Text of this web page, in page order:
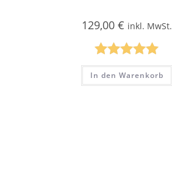
129,00€ inkl. MwSt.
Bewertet mit
5.00von 5
In den Warenkorb